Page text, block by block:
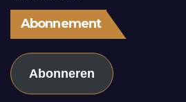
Abonnement
Abonneren